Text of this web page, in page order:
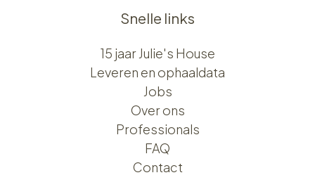
Snelle links
15 jaar Julie's House
Leveren en ophaaldata
Jobs
Over ons​​
Professionals
FAQ
Contact